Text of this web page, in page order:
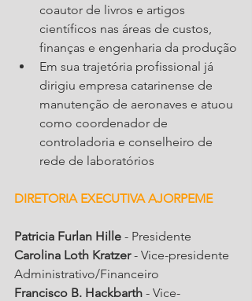
coautor de livros e artigos
científicos nas áreas de custos,
finanças e engenharia da produção
Em sua trajetória profissional já
dirigiu empresa catarinense de
manutenção de aeronaves e atuou
como coordenador de
controladoria e conselheiro de
rede de laboratórios
DIRETORIA EXECUTIVA AJORPEME
Patricia Furlan Hille - Presidente
Carolina Loth Kratzer - Vice-presidente
Administrativo/Financeiro
Francisco B. Hackbarth - Vice-